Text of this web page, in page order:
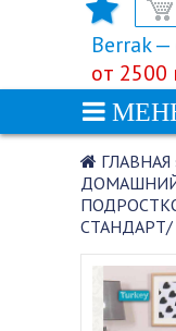
Berrak
от 2500
ГЛАВНАЯ
СТАНДАРТ/